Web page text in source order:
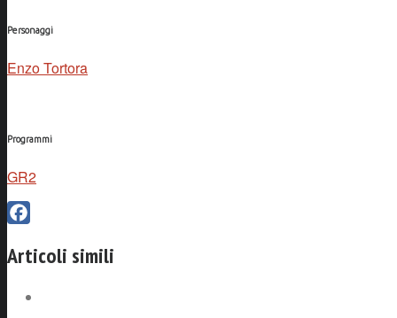
Personaggi
Enzo Tortora
Programmi
GR2
Articoli simili